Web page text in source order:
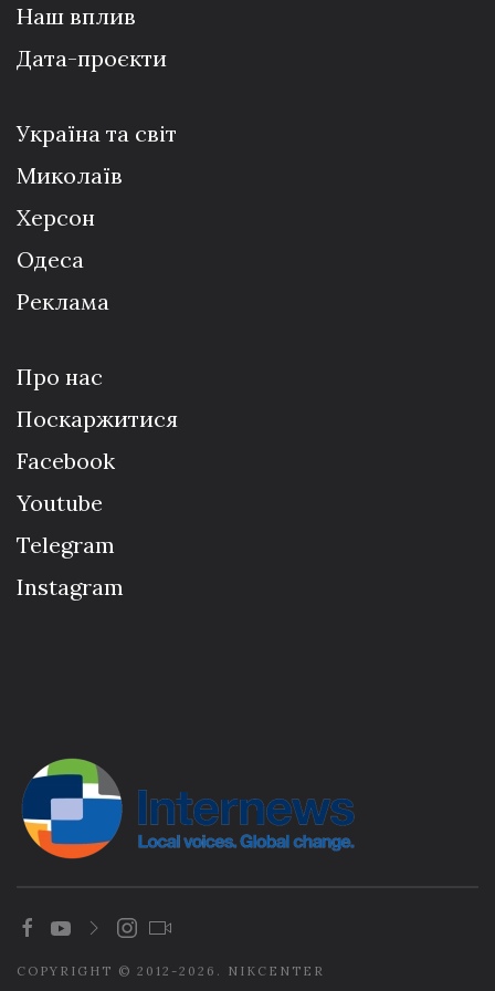
Наш вплив
Дата-проєкти
Україна та світ
Миколаїв
Херсон
Одеса
Реклама
Про нас
Поскаржитися
Facebook
Youtube
Telegram
Instagram
COPYRIGHT © 2012-2026. NIKCENTER